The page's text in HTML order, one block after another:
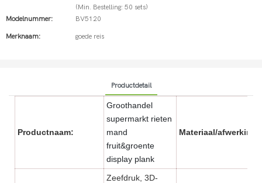
(Min. Bestelling: 50 sets)
Modelnummer:
BV5120
Merknaam: goede reis
Productdetail
Productnaam:
Groothandel
supermarkt rieten
mand
fruit&groente
display plank
Materiaal/afwerking:
Zeefdruk, 3D-